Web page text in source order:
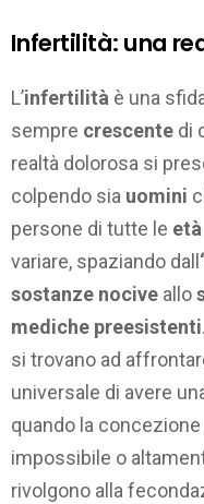
Infertilità: una
L’infertilità è una
sempre crescente di
realtà dolorosa si
colpendo sia uomini
persone di tutte le età
variare, spaziando dall
sostanze nocive allo
mediche preesistenti
si trovano ad
universale di avere
quando la
impossibile o
rivolgono alla